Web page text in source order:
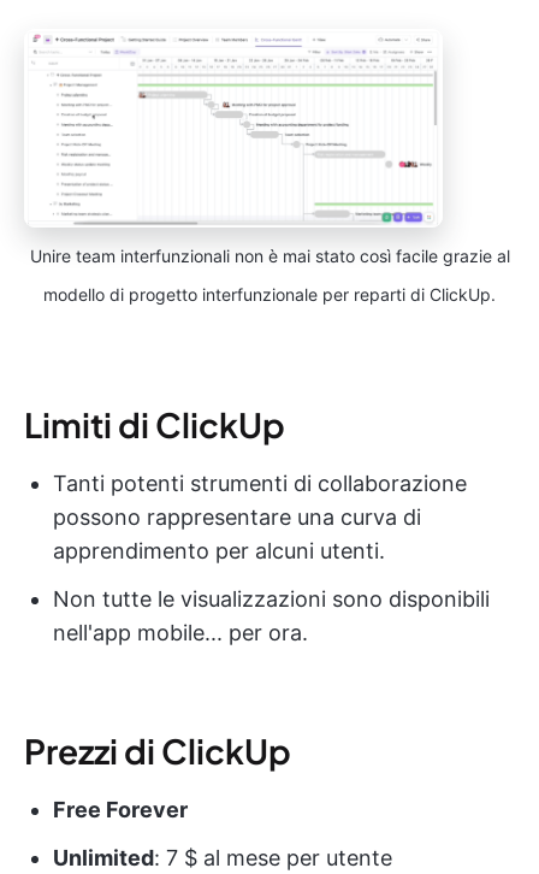
Unire team interfunzionali non è mai stato così facile grazie al
modello di progetto interfunzionale per reparti di ClickUp.
Limiti di ClickUp
Tanti potenti strumenti di collaborazione
possono rappresentare una curva di
apprendimento per alcuni utenti.
Non tutte le visualizzazioni sono disponibili
nell'app mobile... per ora.
Prezzi di ClickUp
Free Forever
Unlimited: 7 $ al mese per utente